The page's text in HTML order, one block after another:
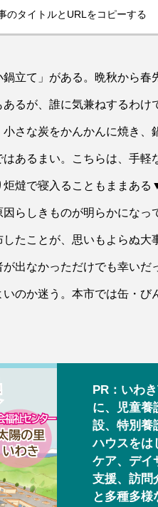
のタイトルとURLをコピーする
立て」がある。晩秋から春
るが、誰に気兼ねするわけ
さな炭をかんかんに焼き、
あるまい。こちらは、手軽
燵で寝入ることもままあ
らしきものが明らかになっ
たことが、思いもよらぬ
出なかっただけでも幸いだ
のか迷う。本市では缶・び
PR：いわ
に、児童養
設、特別養
ハウスをは
ケア、デイ
支援、訪問
と多種多様